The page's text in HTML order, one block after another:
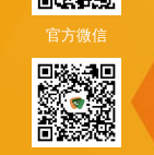
官方微信